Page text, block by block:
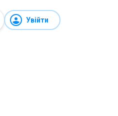
Увійти